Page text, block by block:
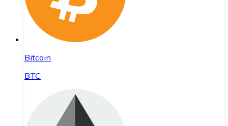
Bitcoin
BTC